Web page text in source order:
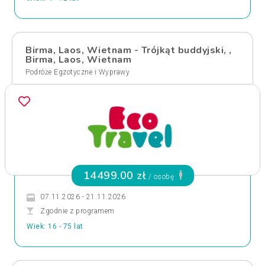
Birma, Laos, Wietnam - Trójkąt buddyjski, ,
Birma, Laos, Wietnam
Podróże Egzotyczne i Wyprawy
14499.00 zł / osobę
07.11.2026 - 21.11.2026
Zgodnie z programem
Wiek: 16 - 75 lat